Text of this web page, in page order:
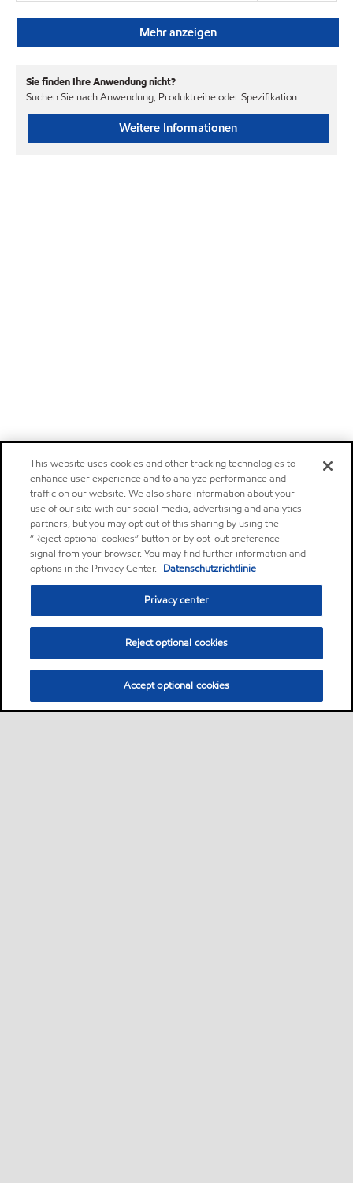
Mehr anzeigen
Sie finden Ihre Anwendung nicht?
Suchen Sie nach Anwendung, Produktreihe oder Spezifikation.
Weitere Informationen
This website uses cookies and other tracking technologies to
enhance user experience and to analyze performance and
traffic on our website. We also share information about your
use of our site with our social media, advertising and analytics
partners, but you may opt out of this sharing by using the
“Reject optional cookies” button or by opt-out preference
signal from your browser. You may find further information and
options in the Privacy Center. Datenschutzrichtlinie
Privacy center
Reject optional cookies
Accept optional cookies